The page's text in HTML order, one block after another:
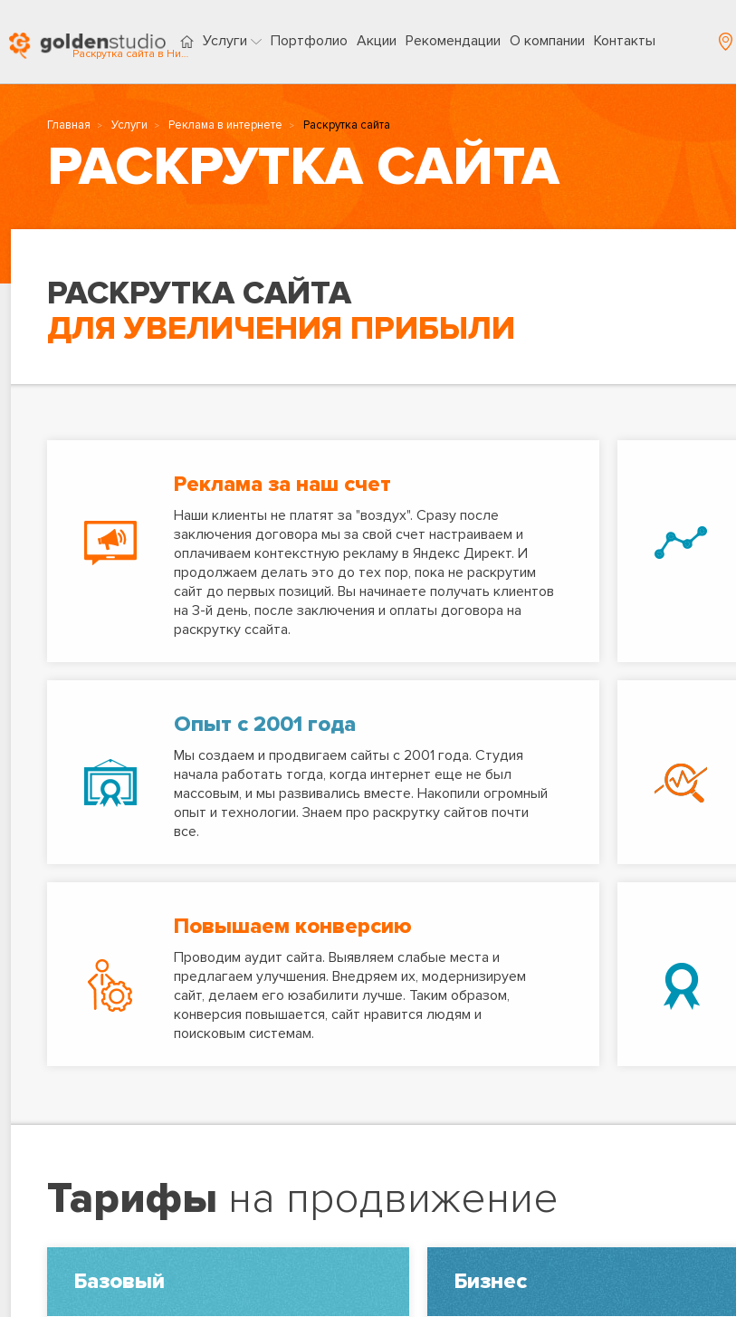
Раскрутка сайта в Нижнем Новгороде
Услуги Портфолио Акции Рекомендации О компании Контакты
Главная Услуги Реклама в интернете Раскрутка сайта
РАСКРУТКА САЙТА
РАСКРУТКА САЙТА
ДЛЯ УВЕЛИЧЕНИЯ ПРИБЫЛИ
Реклама за наш счет
Наши клиенты не платят за "воздух". Сразу после
заключения договора мы за свой счет настраиваем и
оплачиваем контекстную рекламу в Яндекс Директ. И
продолжаем делать это до тех пор, пока не раскрутим
сайт до первых позиций. Вы начинаете получать клиентов
на 3-й день, после заключения и оплаты договора на
раскрутку ссайта.
Опыт с 2001 года
Мы создаем и продвигаем сайты с 2001 года. Студия
начала работать тогда, когда интернет еще не был
массовым, и мы развивались вместе. Накопили огромный
опыт и технологии. Знаем про раскрутку сайтов почти
все.
Повышаем конверсию
Проводим аудит сайта. Выявляем слабые места и
предлагаем улучшения. Внедряем их, модернизируем
сайт, делаем его юзабилити лучше. Таким образом,
конверсия повышается, сайт нравится людям и
поисковым системам.
Тарифы на продвижение
Базовый Бизнес